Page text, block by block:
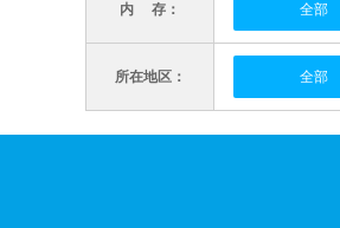
内 存： 全部
所在地区： 全部